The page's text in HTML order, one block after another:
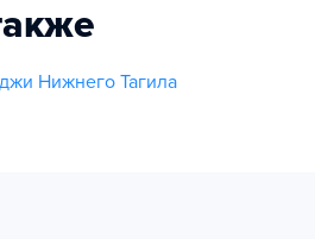
Нижнего Тагила